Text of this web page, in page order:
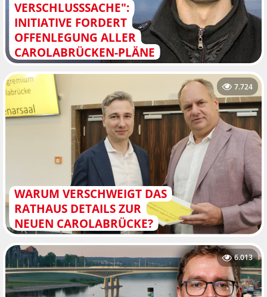
VERSCHLUSSSACHE":
INITIATIVE FORDERT
OFFENLEGUNG ALLER
CAROLABRÜCKEN-PLÄNE
WARUM VERSCHWEIGT DAS
RATHAUS DETAILS ZUR
NEUEN CAROLABRÜCKE?
7.724
6.013